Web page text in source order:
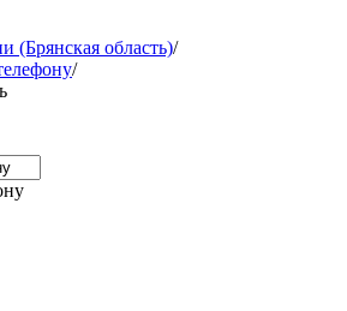
(Брянская область)/
/